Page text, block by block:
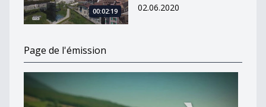
00:02:19
02.06.2020
Page de l'émission